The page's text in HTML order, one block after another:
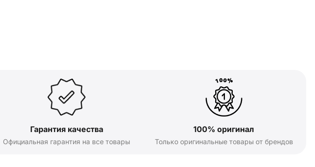
Гарантия качества
Официальная гарантия на все товары
100% оригинал
Только оригинальные товары от брендов